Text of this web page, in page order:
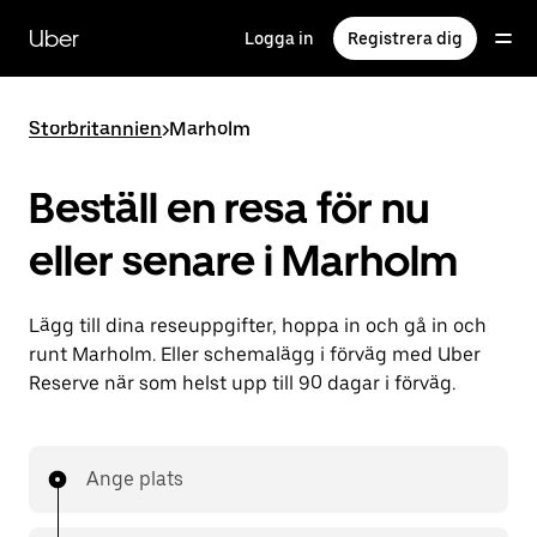
huvudinnehållet
Uber Logga in Registrera dig
Storbritannien>Marholm
Beställ en resa för nu
eller senare i Marholm
Lägg till dina reseuppgifter, hoppa in och gå in och
runt Marholm. Eller schemalägg i förväg med Uber
Reserve när som helst upp till 90 dagar i förväg.
Ange plats